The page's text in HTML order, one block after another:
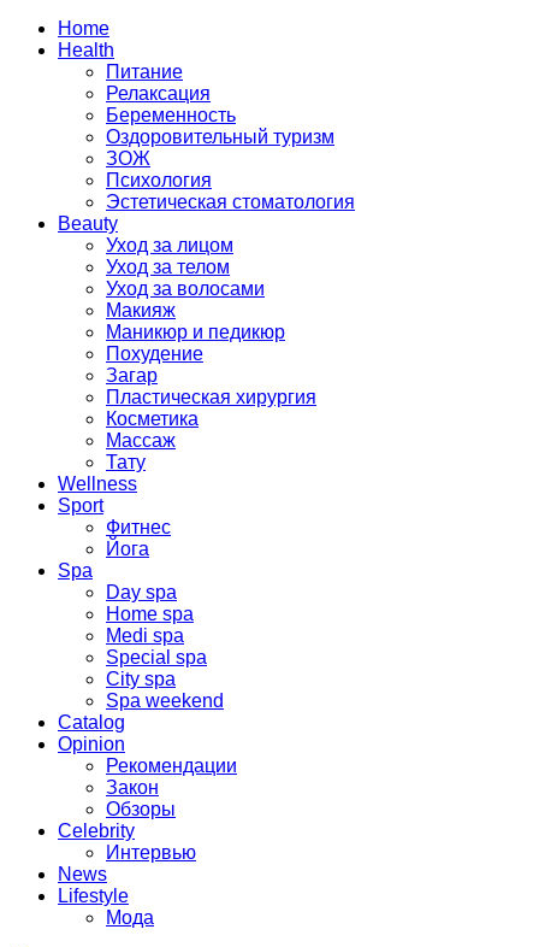
Home
Health
Питание
Релаксация
Беременность
Оздоровительный туризм
ЗОЖ
Психология
Эстетическая стоматология
Beauty
Уход за лицом
Уход за телом
Уход за волосами
Макияж
Маникюр и педикюр
Похудение
Загар
Пластическая хирургия
Косметика
Массаж
Тату
Wellness
Sport
Фитнес
Йога
Spa
Day spa
Home spa
Medi spa
Special spa
City spa
Spa weekend
Catalog
Opinion
Рекомендации
Закон
Обзоры
Celebrity
Интервью
News
Lifestyle
Мода